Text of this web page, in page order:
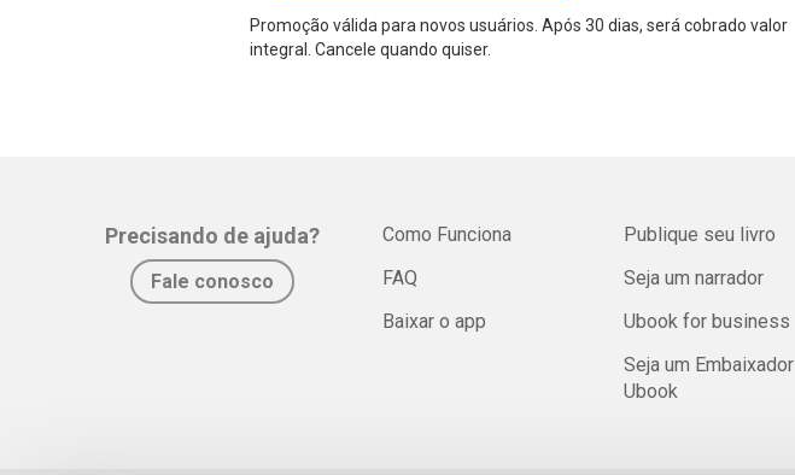
Promoção válida para novos usuários. Após 30 dias, será cobrado valor
integral. Cancele quando quiser.
Precisando de ajuda?
Fale conosco
Como Funciona
FAQ
Baixar o app
Publique seu livro
Seja um narrador
Ubook for business
Seja um Embaixador
Ubook